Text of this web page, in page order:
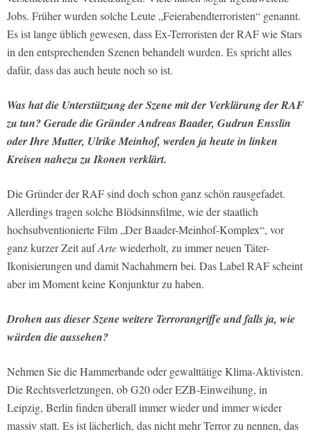
Jobs. Früher wurden solche Leute „Feierabendterroristen“ genannt.
Es ist lange üblich gewesen, dass Ex-Terroristen der RAF wie Stars
in den entsprechenden Szenen behandelt wurden. Es spricht alles
dafür, dass das auch heute noch so ist.
Was hat die Unterstützung der Szene mit der Verklärung der RAF
zu tun? Gerade die Gründer Andreas Baader, Gudrun Ensslin
oder Ihre Mutter, Ulrike Meinhof, werden ja heute in linken
Kreisen nahezu zu Ikonen verklärt.
Die Gründer der RAF sind doch schon ganz schön rausgefadet.
Allerdings tragen solche Blödsinnsfilme, wie der staatlich
hochsubventionierte Film „Der Baader-Meinhof-Komplex“, vor
ganz kurzer Zeit aufArtewiederholt, zu immer neuen Täter-
Ikonisierungen und damit Nachahmern bei. Das Label RAF scheint
aber im Moment keine Konjunktur zu haben.
Drohen aus dieser Szene weitere Terrorangriffe und falls ja, wie
würden die aussehen?
Nehmen Sie die Hammerbande oder gewalttätige Klima-Aktivisten.
Die Rechtsverletzungen, ob G20 oder EZB-Einweihung, in
Leipzig, Berlin finden überall immer wieder und immer wieder
massiv statt. Es ist lächerlich, das nicht mehr Terror zu nennen, das